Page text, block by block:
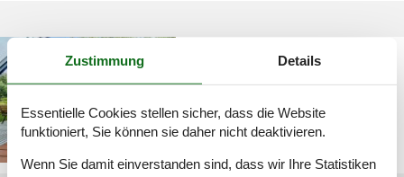
grosse ferienhäuser
Zustimmung Details
Essentielle Cookies stellen sicher, dass die Website
funktioniert, Sie können sie daher nicht deaktivieren.
Wenn Sie damit einverstanden sind, dass wir Ihre Statistiken